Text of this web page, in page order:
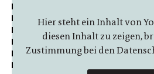
Hier steht ein Inhalt von
diesen Inhalt zu zeigen,
Zustimmung bei den